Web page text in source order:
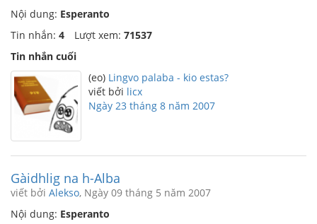
Nội dung: Esperanto
Tin nhắn: 4 Lượt xem: 71537
Tin nhắn cuối
(eo) Lingvo palaba - kio estas?
viết bởi licx
Ngày 23 tháng 8 năm 2007
Gàidhlig na h-Alba
viết bởi Alekso, Ngày 09 tháng 5 năm 2007
Nội dung: Esperanto